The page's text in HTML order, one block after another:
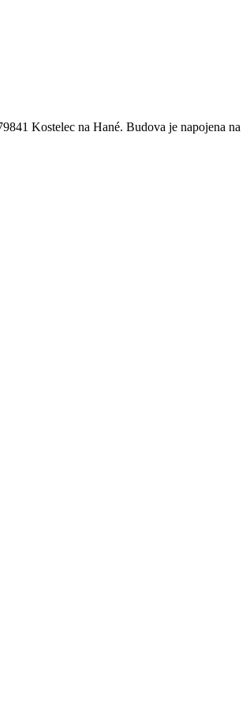
Kostelec na Hané. Budova je napojena na